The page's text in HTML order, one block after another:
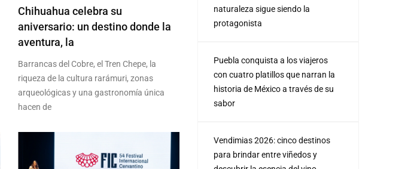
Chihuahua celebra su
aniversario: un destino donde la
aventura, la
Barrancas del Cobre, el Tren Chepe, la
riqueza de la cultura rarámuri, zonas
arqueológicas y una gastronomía única
hacen de
naturaleza sigue siendo la
protagonista
Puebla conquista a los viajeros
con cuatro platillos que narran la
historia de México a través de su
sabor
Vendimias 2026: cinco destinos
para brindar entre viñedos y